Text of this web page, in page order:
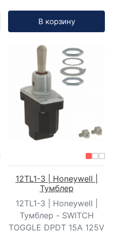
В корзину
12TL1-3 | Honeywell |
Тумблер
12TL1-3 | Honeywell |
Тумблер - SWITCH
TOGGLE DPDT 15A 125V